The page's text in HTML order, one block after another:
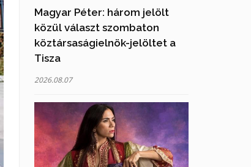
Magyar Péter: három jelölt
közül választ szombaton
köztársaságielnök-jelöltet a
Tisza
2026.08.07